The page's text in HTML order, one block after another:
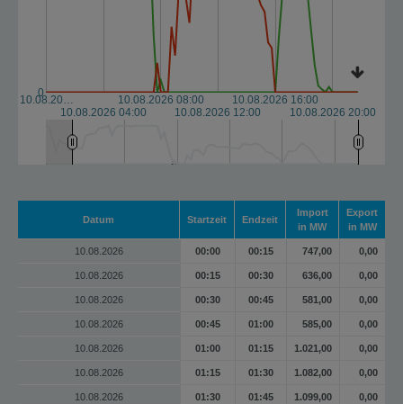
10.08.20…
10.08.2026 04:00
10.08.2026 08:00
10.08.2026 12:00
10.08.2026 16:00
10.08.2026 20:00
0
Datum Startzeit Endzeit
Import
in MW
Export
in MW
10.08.2026 00:00 00:15 747,00 0,00
10.08.2026 00:15 00:30 636,00 0,00
10.08.2026 00:30 00:45 581,00 0,00
10.08.2026 00:45 01:00 585,00 0,00
10.08.2026 01:00 01:15 1.021,00 0,00
10.08.2026 01:15 01:30 1.082,00 0,00
10.08.2026 01:30 01:45 1.099,00 0,00